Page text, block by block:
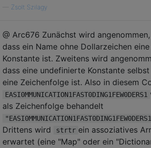
Zsolt Szilagy
@ Arc676 Zunächst wird angenommen,
dass ein Name ohne Dollarzeichen eine
Konstante ist. Zweitens wird
dass eine undefinierte Konstante selbst
eine Zeichenfolge ist. Also in diesem
EASI0MMUNICATION1FAST0DING1FEW0DERS1
als Zeichenfolge behandelt
Drittens wird strtr ein assoziatives
erwartet (eine "Map" oder ein